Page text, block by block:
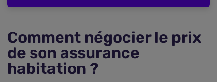
Comment négocier le prix
de son assurance
habitation ?